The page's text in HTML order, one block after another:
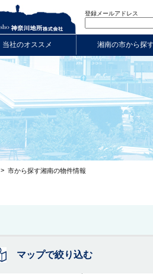
登録メールアドレス
当社のオススメ 湘南の市から探
> 市から探す湘南の物件情報
マップで絞り込む